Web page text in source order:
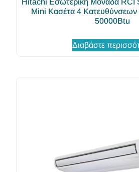
Hitachi Εσωτερική Μονάδα RCI
Mini Κασέτα 4
50000Btu
Διαβάστε